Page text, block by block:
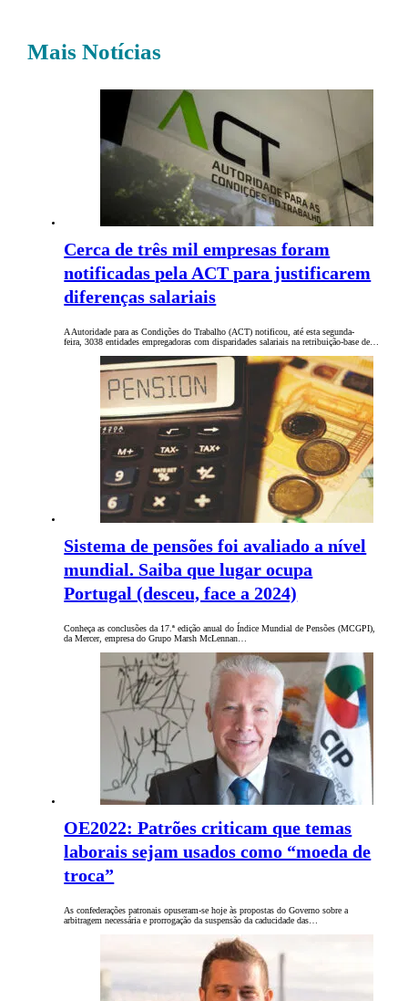
Mais Notícias
Cerca de três mil empresas foram
notificadas pela ACT para justificarem
diferenças salariais
A Autoridade para as Condições do Trabalho (ACT) notificou, até esta segunda-
feira, 3038 entidades empregadoras com disparidades salariais na retribuição-base de…
Sistema de pensões foi avaliado a nível
mundial. Saiba que lugar ocupa
Portugal (desceu, face a 2024)
Conheça as conclusões da 17.ª edição anual do Índice Mundial de Pensões (MCGPI),
da Mercer, empresa do Grupo Marsh McLennan…
OE2022: Patrões criticam que temas
laborais sejam usados como “moeda de
troca”
As confederações patronais opuseram-se hoje às propostas do Governo sobre a
arbitragem necessária e prorrogação da suspensão da caducidade das…